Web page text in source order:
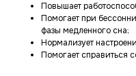
Повышает
Помогает при
фазы медленного сна;
Нормализует
Помогает справиться